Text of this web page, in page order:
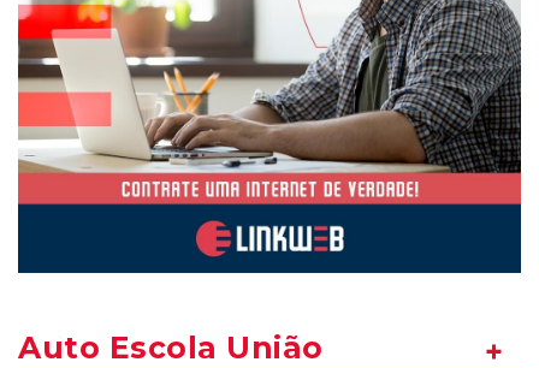
Auto Escola União